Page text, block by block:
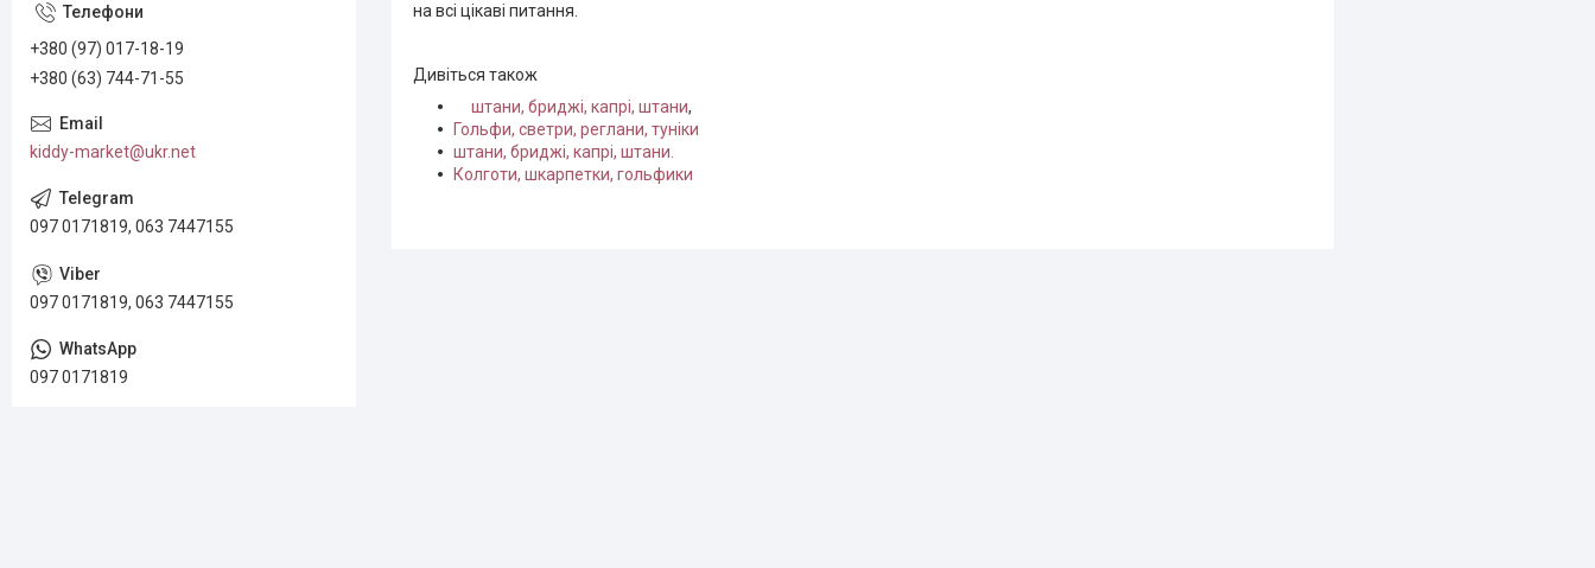
на всі цікаві питання.
Дивіться також
штани, бриджі, капрі, штани,
Гольфи, светри, реглани, туніки
штани, бриджі, капрі, штани.
Колготи, шкарпетки, гольфики
+380 (97) 017-18-19
+380 (63) 744-71-55
kiddy-market@ukr.net
097 0171819, 063 7447155
097 0171819, 063 7447155
097 0171819